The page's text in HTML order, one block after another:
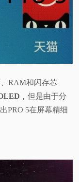
、RAM和闪存芯
，但是由于分
PRO 5在屏幕精细